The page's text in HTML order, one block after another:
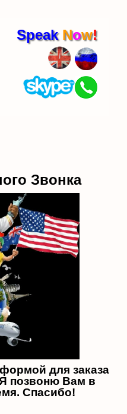
Speak Now!
Звонка
для заказа
позвоню Вам в
Спасибо!